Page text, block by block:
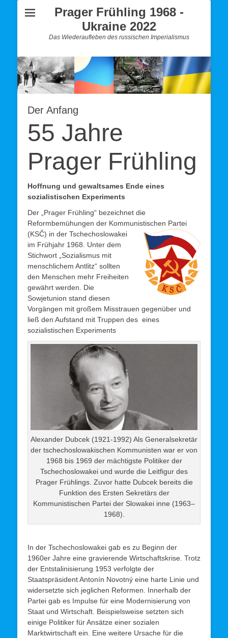
Prager Frühling 1968 -
Ukraine 2022
Das Wiederaufleben des russischen Imperialismus
Der Anfang
55 Jahre
Prager Frühling
Hoffnung und gewaltsames Ende eines
sozialistischen Experiments
Der „Prager Frühling“ bezeichnet die
Reformbemühungen der Kommunistischen Partei
(KSČ) in der Tschechoslowakei
im Frühjahr 1968. Unter dem
Stichwort „Sozialismus mit
menschlichem Antlitz“ sollten
den Menschen mehr Freiheiten
gewährt werden. Die
Sowjetunion stand diesen
Vorgängen mit großem Misstrauen gegenüber und
ließ den Aufstand mit Truppen des eines
sozialistischen Experiments
Alexander Dubcek (1921-1992) Als Generalsekretär
der tschechoslowakischen Kommunisten war er von
1968 bis 1969 der mächtigste Politiker der
Tschechoslowakei und wurde die Leitfigur des
Prager Frühlings. Zuvor hatte Dubcek bereits die
Funktion des Ersten Sekretärs der
Kommunistischen Partei der Slowakei inne (1963–
1968).
In der Tschechoslowakei gab es zu Beginn der
1960er Jahre eine gravierende Wirtschaftskrise. Trotz
der Entstalinisierung 1953 verfolgte der
Staatspräsident Antonín Novotný eine harte Linie und
widersetzte sich jeglichen Reformen. Innerhalb der
Partei gab es Impulse für eine Modernisierung von
Staat und Wirtschaft. Beispielsweise setzten sich
einige Politiker für Ansätze einer sozialen
Marktwirtschaft ein. Eine weitere Ursache für die